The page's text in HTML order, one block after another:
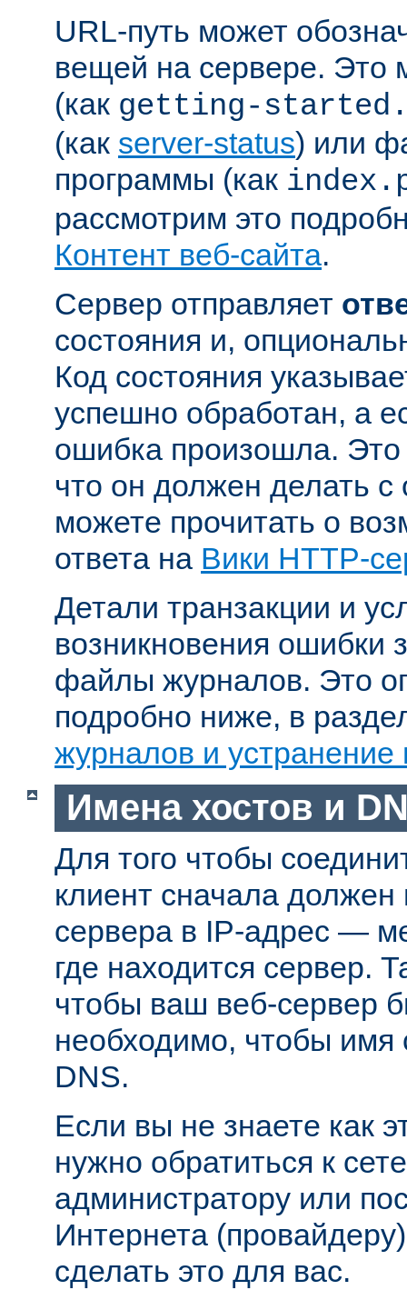
URL-путь может
вещей на сервере. Это
(как getting-
(как server-status) или
программы (как
рассмотрим это
Контент веб-сайта.
Сервер отправляет
состояния и,
Код состояния
успешно обработан, а
ошибка произошла. Это
что он должен делать
можете прочитать о
ответа на Вики HTTP-
Детали транзакции и
возникновения ошибки
файлы журналов. Это
подробно ниже, в
журналов и устранение
Имена хостов и
Для того чтобы
клиент сначала
сервера в IP-адрес —
где находится сервер.
чтобы ваш веб-сервер
необходимо, чтобы имя
DNS.
Если вы не знаете как
нужно обратиться к
администратору или
Интернета
сделать это для вас.